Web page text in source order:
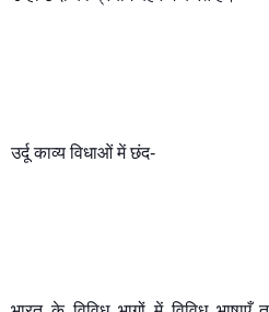
उर्दू काव्य विधाओं में छंद-